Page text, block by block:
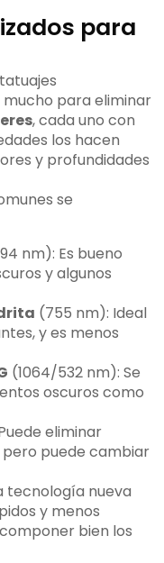
para
para eliminar
, cada uno con
los hacen
y profundidades
se
nm): Es bueno
y algunos
(755 nm): Ideal
y es menos
(1064/532 nm): Se
oscuros como
eliminar
pero puede cambiar
tecnología nueva
y menos
bien los